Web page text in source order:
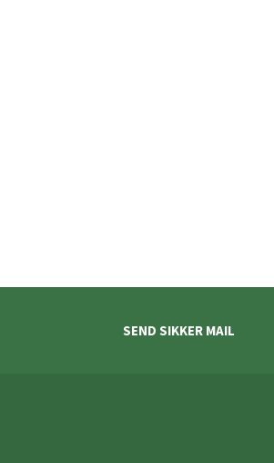
SEND SIKKER MAIL